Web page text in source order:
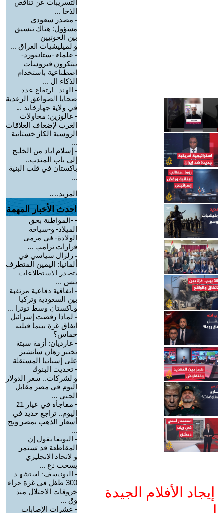
الأفلام الجيدة
التسريبات عن تناقص
الذخا ...
- مصدر سعودي
مسؤول: هناك تنسيق
بين الحوثيين
والميليشيات العراق ...
- علماء -ستانفورد-
يبتكرون فيروسات
اصطناعية باستخدام
الذكاء ال ...
- الهند.. ارتفاع عدد
ضحايا الصواعق الرعدية
في ولاية جهارخاند ...
- غالوزين: محاولات
الغرب لإضعاف العلاقات
الروسية الكازاخستانية
...
- إسلام آباد من الخليج
إلى باب المندب..
باكستان في قلب البنية
...
المزيد.....
احدث الأخبار المهمة
- -المواطنة بحق
الميلاد- و-سياحة
الولادة- في مرمى
قرارات ترامب ...
- زلزال سياسي في
ألمانيا: اليمين المتطرف
يتصدر الاستطلاعات
بنس ...
- اتفاقية دفاعية مرتقبة
بين السعودية وتركيا
وباكستان وسط توترا ...
- لماذا رفضت إسرائيل
اتفاق غزة بينما قبلته
حماس؟
- غارديان: أزمة سبتة
تختبر رهان سانشيز
على إسبانيا المستقلة
- تحديث البنوك
والشركات.. سعر الدولار
اليوم في مصر مقابل
الجني ...
-
مفاجأة في عيار 21
اليوم.. تراجع جديد في
أسعار الذهب بمصر وتح
...
- اليويفا يقول إن
المقاطعة قد تستمر
والاتحاد الإنجليزي
يسحب دع ...
- اليونيسف: استشهاد
300 طفل في غزة جراء
خروقات الاحتلال منذ
وق ...
- عشرات الإصابات